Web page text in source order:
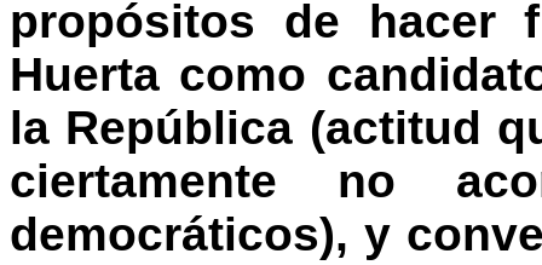
propósitos de hacer
Huerta como
la República (actitud
ciertamente no
democráticos), y